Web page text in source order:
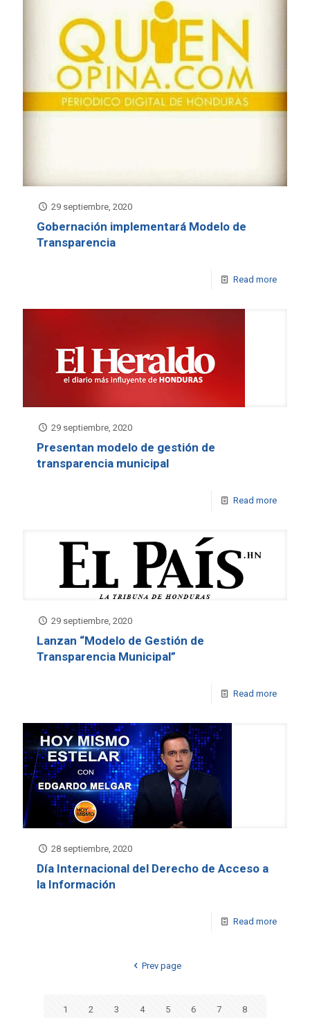
29 septiembre, 2020
Gobernación implementará Modelo de
Transparencia
Read more
29 septiembre, 2020
Presentan modelo de gestión de
transparencia municipal
Read more
29 septiembre, 2020
Lanzan “Modelo de Gestión de
Transparencia Municipal”
Read more
28 septiembre, 2020
Día Internacional del Derecho de Acceso a
la Información
Read more
Prev page
1 2 3 4 5 6 7 8